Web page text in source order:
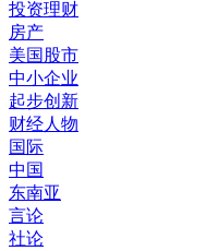
投资理财
房产
美国股市
中小企业
起步创新
财经人物
国际
中国
东南亚
言论
社论